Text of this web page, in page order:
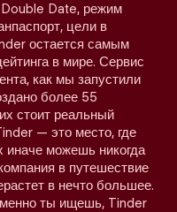
Date, режим
цели в
остается самым
в мире. Сервис
как мы запустили
более 55
стоит реальный
— это место, где
можешь никогда
в путешествие
в нечто большее.
ты ищешь, Tinder